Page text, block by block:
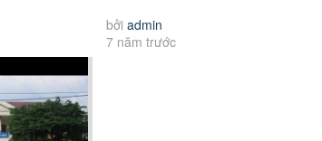
bởi admin
7 năm trước